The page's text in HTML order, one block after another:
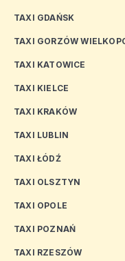
TAXI GDAŃSK
TAXI GORZÓW
TAXI KATOWICE
TAXI KIELCE
TAXI KRAKÓW
TAXI LUBLIN
TAXI ŁÓDŹ
TAXI OLSZTYN
TAXI OPOLE
TAXI POZNAŃ
TAXI RZESZÓW